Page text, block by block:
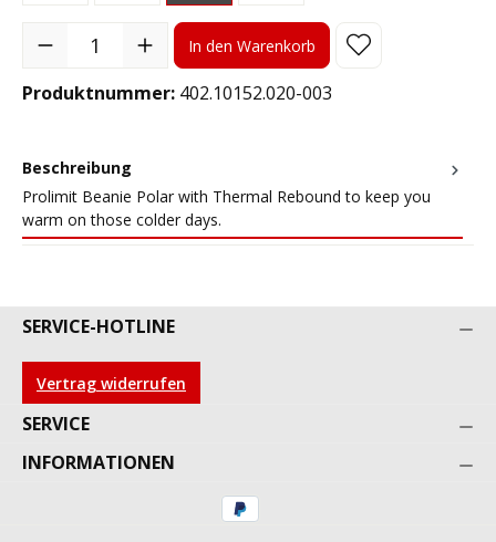
Produkt Anzahl: Gib den gewünschten Wert ein oder benutze
In den Warenkorb
Produktnummer: 402.10152.020-003
Beschreibung
Prolimit Beanie Polar with Thermal Rebound to keep you
warm on those colder days.
SERVICE-HOTLINE
Vertrag widerrufen
SERVICE
INFORMATIONEN